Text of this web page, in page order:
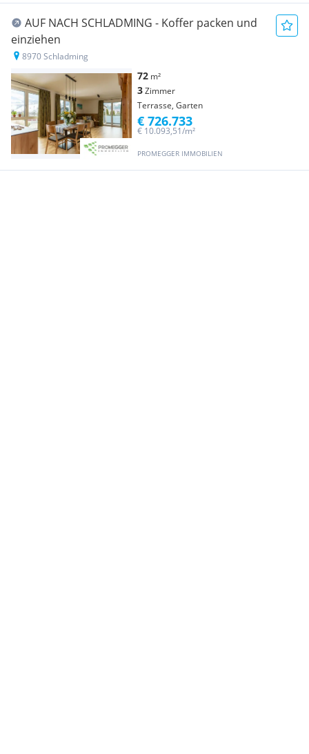
AUF NACH SCHLADMING - Koffer packen und
einziehen
8970 Schladming
72 m²
3Zimmer
Terrasse, Garten
PROMEGGER IMMOBILIEN
€ 10.093,51/m²
€ 726.733